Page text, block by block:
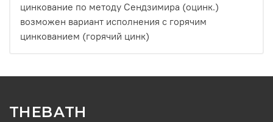
цинкование по методу Сендзимира (оцинк.)
возможен вариант исполнения с горячим
цинкованием (горячий цинк)
THEBATH